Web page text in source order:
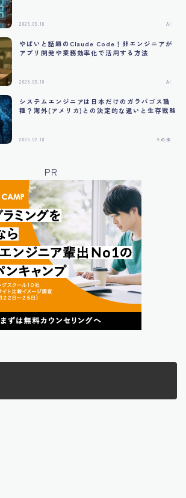
2026.03.10 AI
やばいと話題のClaude Code！非エンジニアが
アプリ開発や業務効率化で活用する方法
2026.03.10 AI
システムエンジニアは日本だけのガラパゴス職
種？海外(アメリカ)との決定的な違いと生存戦略
2026.02.18 その他
PR